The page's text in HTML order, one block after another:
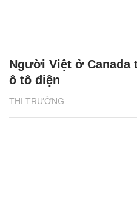
THỊ TRƯỜNG
Người Việt ở Canada
ô tô điện